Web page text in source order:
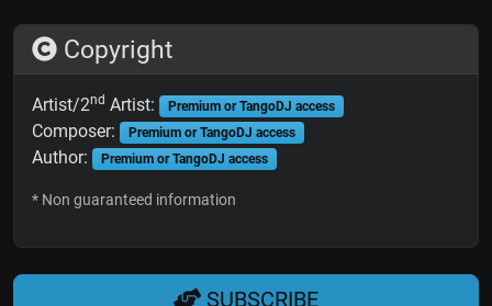
Copyright
Artist/2nd Artist: Premium or TangoDJ access
Composer: Premium or TangoDJ access
Author: Premium or TangoDJ access
* Non guaranteed information
SUBSCRIBE